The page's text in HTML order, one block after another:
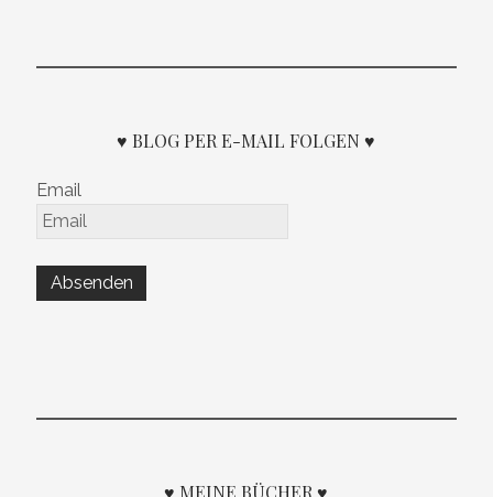
♥ BLOG PER E-MAIL FOLGEN ♥
Email